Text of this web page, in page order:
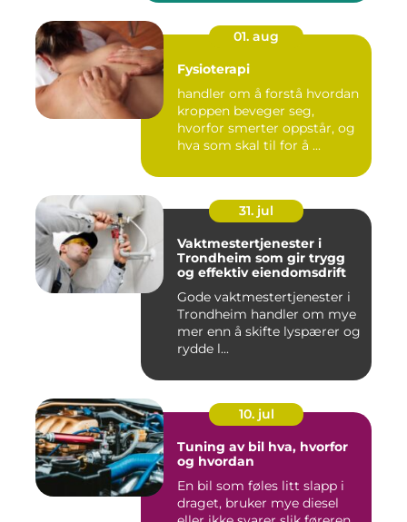
01. aug
Fysioterapi
handler om å forstå hvordan
kroppen beveger seg,
hvorfor smerter oppstår, og
hva som skal til for å ...
31. jul
Vaktmestertjenester i
Trondheim som gir trygg
og effektiv eiendomsdrift
Gode vaktmestertjenester i
Trondheim handler om mye
mer enn å skifte lyspærer og
rydde l...
10. jul
Tuning av bil hva, hvorfor
og hvordan
En bil som føles litt slapp i
draget, bruker mye diesel